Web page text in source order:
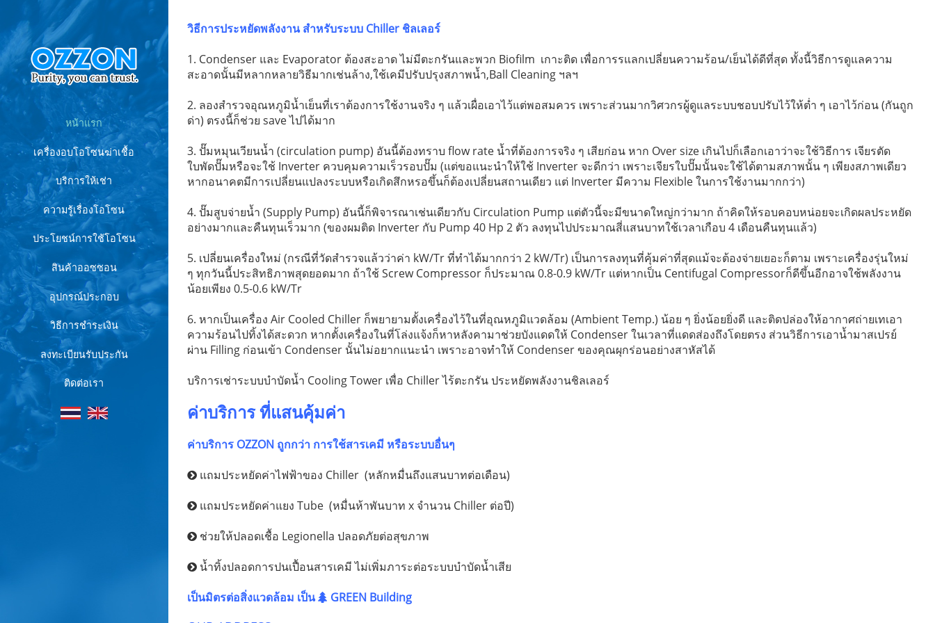
หน้าแรก
เครื่องอบโอโซนฆ่าเชื้อ
บริการให้เช่า
ความรู้เรื่องโอโซน
ประโยชน์การใช้โอโซน
สินค้าออซซอน
อุปกรณ์ประกอบ
วิธีการชำระเงิน
ลงทะเบียนรับประกัน
ติดต่อเรา
วิธีการประหยัดพลังงาน สำหรับระบบ Chiller ชิลเลอร์
1. Condenser และ Evaporator ต้องสะอาด ไม่มีตะกรันและพวก Biofilm เกาะติด เพื่อการรแลกเปลี่ยนความร้อน/เย็นได้ดีที่สุด ทั้งนี้วิธีการดูแลความ
สะอาดนั้นมีหลากหลายวิธีมากเช่นล้าง,ใช้เคมีปรับปรุงสภาพน้ำ,Ball Cleaning ฯลฯ
2. ลองสำรวจอุณหภูมิน้ำเย็นที่เราต้องการใช้งานจริง ๆ แล้วเผื่อเอาไว้แต่พอสมควร เพราะส่วนมากวิศวกรผู้ดูแลระบบชอบปรับไว้ให้ต่ำ ๆ เอาไว้ก่อน (กันถูก
ด่า) ตรงนี้ก็ช่วย save ไปได้มาก
3. ปั๊มหมุนเวียนน้ำ (circulation pump) อันนี้ต้องทราบ flow rate น้ำที่ต้องการจริง ๆ เสียก่อน หาก Over size เกินไปก็เลือกเอาว่าจะใช้วิธีการ เจียรตัด
ใบพัดปั๊มหรือจะใช้ Inverter ควบคุมความเร็วรอบปั๊ม (แต่ขอแนะนำให้ใช้ Inverter จะดีกว่า เพราะเจียรใบปั๊มนั้นจะใช้ได้ตามสภาพนั้น ๆ เพียงสภาพเดียว
หากอนาคตมีการเปลี่ยนแปลงระบบหรือเกิดสึกหรอขึ้นก็ต้องเปลี่ยนสถานเดียว แต่ Inverter มีความ Flexible ในการใช้งานมากกว่า)
4. ปั๊มสูบจ่ายน้ำ (Supply Pump) อันนี้ก็พิจารณาเช่นเดียวกับ Circulation Pump แต่ตัวนี้จะมีขนาดใหญ่กว่ามาก ถ้าคิดให้รอบคอบหน่อยจะเกิดผลประหยัด
อย่างมากและคืนทุนเร็วมาก (ของผมติด Inverter กับ Pump 40 Hp 2 ตัว ลงทุนไปประมาณสี่แสนบาทใช้เวลาเกือบ 4 เดือนคืนทุนแล้ว)
5. เปลี่ยนเครื่องใหม่ (กรณีที่วัดสำรวจแล้วว่าค่า kW/Tr ที่ทำได้มากกว่า 2 kW/Tr) เป็นการลงทุนที่คุ้มค่าที่สุดแม้จะต้องจ่ายเยอะก็ตาม เพราะเครื่องรุ่นใหม่
ๆ ทุกวันนี้ประสิทธิภาพสุดยอดมาก ถ้าใช้ Screw Compressor ก็ประมาณ 0.8-0.9 kW/Tr แต่หากเป็น Centifugal Compressorก็ดีขึ้นอีกอาจใช้พลังงาน
น้อยเพียง 0.5-0.6 kW/Tr
6. หากเป็นเครื่อง Air Cooled Chiller ก็พยายามตั้งเครื่องไว้ในที่อุณหภูมิแวดล้อม (Ambient Temp.) น้อย ๆ ยิ่งน้อยยิ่งดี และติดปล่องให้อากาศถ่ายเทเอา
ความร้อนไปทิ้งได้สะดวก หากตั้งเครื่องในที่โล่งแจ้งก็หาหลังคามาช่วยบังแดดให้ Condenser ในเวลาที่แดดส่องถึงโดยตรง ส่วนวิธีการเอาน้ำมาสเปรย์
ผ่าน Filling ก่อนเข้า Condenser นั้นไม่อยากแนะนำ เพราะอาจทำให้ Condenser ของคุณผุกร่อนอย่างสาหัสได้
บริการเช่าระบบบำบัดน้ำ Cooling Tower เพื่อ Chiller ไร้ตะกรัน ประหยัดพลังงานชิลเลอร์
ค่าบริการ ที่แสนคุ้มค่า
ค่าบริการ OZZON ถูกกว่า การใช้สารเคมี หรือระบบอื่นๆ
แถมประหยัดค่าไฟฟ้าของ Chiller (หลักหมื่นถึงแสนบาทต่อเดือน)
แถมประหยัดค่าแยง Tube (หมื่นห้าพันบาท x จำนวน Chiller ต่อปี)
ช่วยให้ปลอดเชื้อ Legionella ปลอดภัยต่อสุขภาพ
น้ำทิ้งปลอดการปนเปื้อนสารเคมี ไม่เพิ่มภาระต่อระบบบำบัดน้ำเสีย
เป็นมิตรต่อสิ่งแวดล้อม เป็น
GREEN Building